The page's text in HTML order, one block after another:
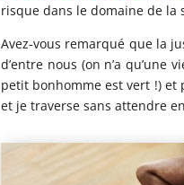
risque dans le domaine de la
Avez-vous remarqué que la
d’entre nous (on n’a
petit bonhomme est vert !) et
et je traverse sans attendre